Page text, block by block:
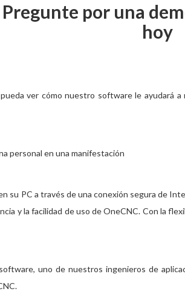
Pregunte por una
hoy
ver cómo nuestro software le ayudará
personal en una manifestación
su PC a través de una conexión segura de
y la facilidad de uso de OneCNC. Con la
uno de nuestros ingenieros de